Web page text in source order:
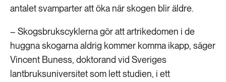
antalet svamparter att öka när skogen blir äldre.
– Skogsbrukscyklerna gör att artrikedomen i de
huggna skogarna aldrig kommer komma ikapp, säger
Vincent Buness, doktorand vid Sveriges
lantbruksuniversitet som lett studien, i ett